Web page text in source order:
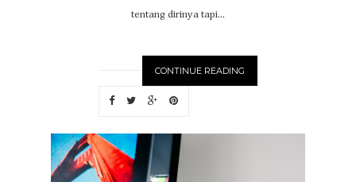
tentang dirinya tapi...
CONTINUE READING